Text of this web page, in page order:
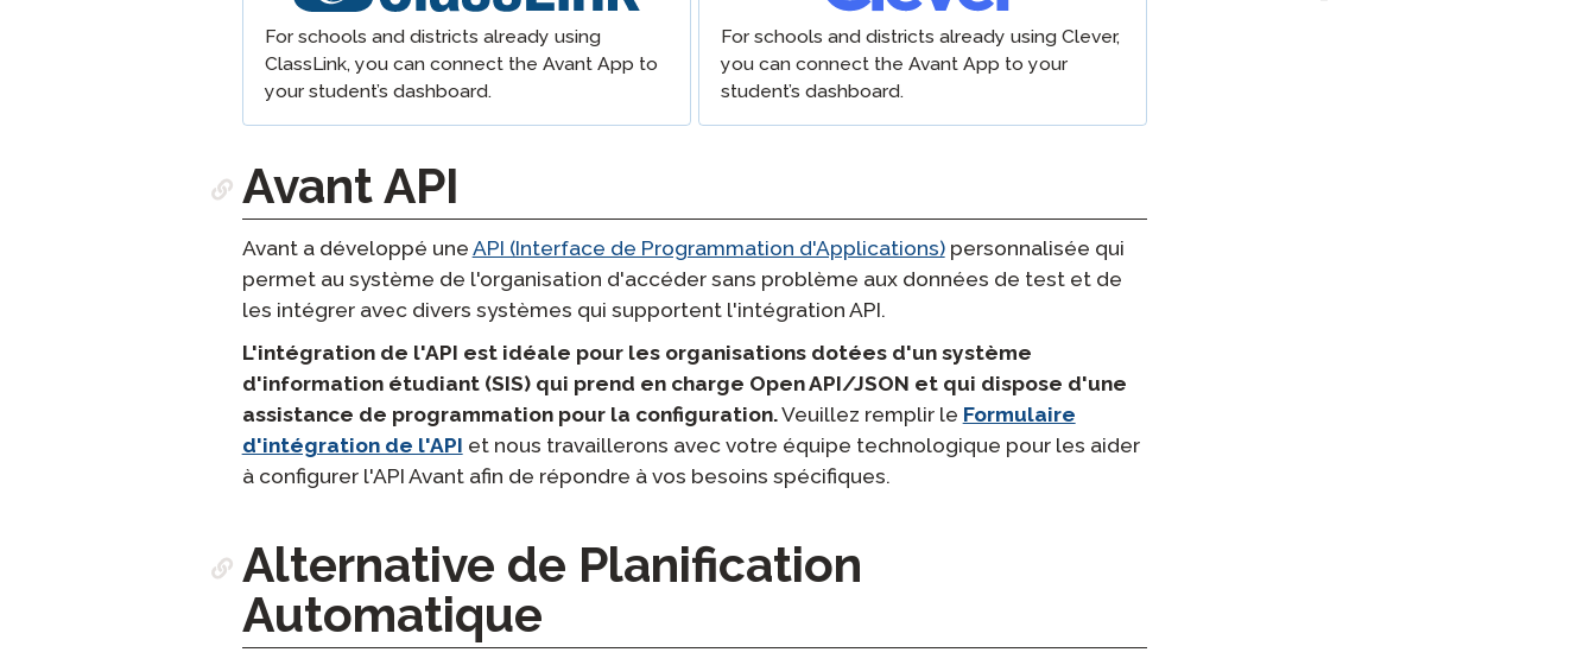
STAMP pour ASL (langue des
signes américaine)
Test de Langues
Surveillance à Distance
Gestion des Horaires du
Podcast
Blog
For schools and districts already using
ClassLink, you can connect the Avant App to
your student’s dashboard.
For schools and districts already using Clever,
you can connect the Avant App to your
student’s dashboard.
Avant API
Avant a développé une API (Interface de Programmation d'Applications)personnalisée qui
permet au système de l'organisation d'accéder sans problème aux données de test et de
les intégrer avec divers systèmes qui supportent l'intégration API.
L'intégration de l'API est idéale pour les organisations dotées d'un système
d'information étudiant (SIS) qui prend en charge Open API/JSON et qui dispose d'une
assistance de programmation pour la configuration.Veuillez remplir le Formulaire
d'intégration de l'API et nous travaillerons avec votre équipe technologique pour les aider
à configurer l'API Avant afin de répondre à vos besoins spécifiques.
Alternative de Planification
Automatique